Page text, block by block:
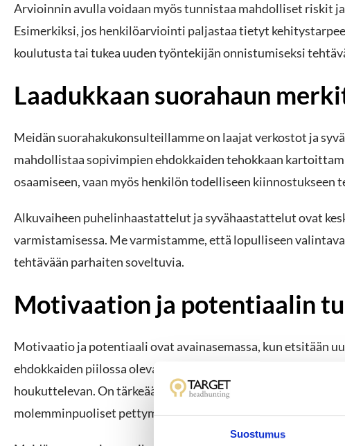
Suostumus
Arvioinnin avulla voidaan myös tunnistaa mahdolliset riskit
Esimerkiksi, jos henkilöarviointi paljastaa tietyt
koulutusta tai tukea uuden työntekijän onnistumiseksi
Laadukkaan suorahaun
Meidän suorahakukonsulteillamme on laajat verkostot ja
mahdollistaa sopivimpien ehdokkaiden tehokkaan
osaamiseen, vaan myös henkilön todelliseen kiinnostukseen
Alkuvaiheen puhelinhaastattelut ja syvähaastattelut ovat
varmistamisessa. Me varmistamme, että lopulliseen
tehtävään parhaiten soveltuvia.
Motivaation ja potentiaalin
Motivaatio ja potentiaali ovat avainasemassa, kun etsitään
ehdokkaiden piilossa olevat motiivit ja mahdolliset
houkuttelevan. On tärkeää, että työtehtävä esitetään
molemminpuoliset pettymykset.